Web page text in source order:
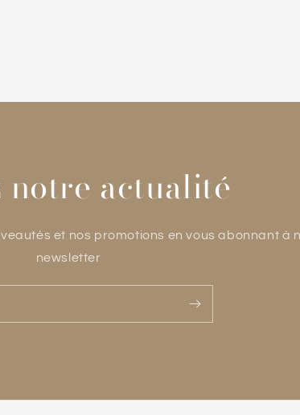
notre actualité
et nos promotions en vous abonnant à
newsletter